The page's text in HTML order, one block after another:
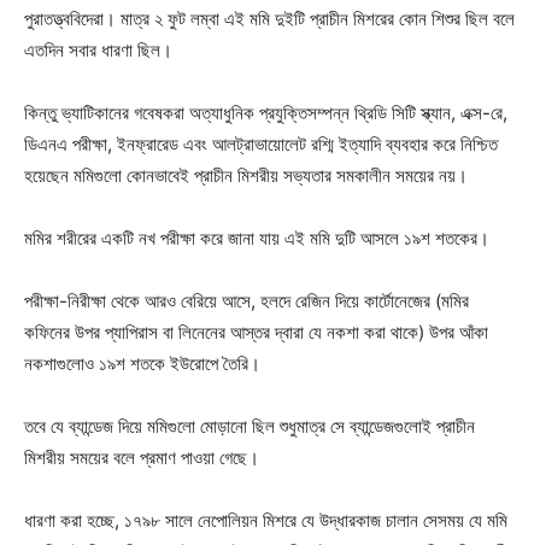
পুরাতত্ত্ববিদেরা। মাত্র ২ ফুট লম্বা এই মমি দুইটি প্রাচীন মিশরের কোন শিশুর ছিল বলে
এতদিন সবার ধারণা ছিল।
কিন্তু ভ্যাটিকানের গবেষকরা অত্যাধুনিক প্রযুক্তিসম্পন্ন থ্রিডি সিটি স্ক্যান, এক্স-রে,
ডিএনএ পরীক্ষা, ইনফ্রারেড এবং আলট্রাভায়োলেট রশ্মি ইত্যাদি ব্যবহার করে নিশ্চিত
হয়েছেন মমিগুলো কোনভাবেই প্রাচীন মিশরীয় সভ্যতার সমকালীন সময়ের নয়।
মমির শরীরের একটি নখ পরীক্ষা করে জানা যায় এই মমি দুটি আসলে ১৯শ শতকের।
পরীক্ষা-নিরীক্ষা থেকে আরও বেরিয়ে আসে, হলদে রেজিন দিয়ে কার্টোনেজের (মমির
কফিনের উপর প্যাপিরাস বা লিনেনের আস্তর দ্বারা যে নকশা করা থাকে) উপর আঁকা
নকশাগুলোও ১৯শ শতকে ইউরোপে তৈরি।
তবে যে ব্যান্ডেজ দিয়ে মমিগুলো মোড়ানো ছিল শুধুমাত্র সে ব্যান্ডেজগুলোই প্রাচীন
মিশরীয় সময়ের বলে প্রমাণ পাওয়া গেছে।
ধারণা করা হচ্ছে, ১৭৯৮ সালে নেপোলিয়ন মিশরে যে উদ্ধারকাজ চালান সেসময় যে মমি